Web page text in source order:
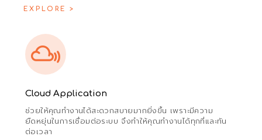
EXPLORE >
Cloud Application
ช่วยให้คุณทำงานได้สะดวกสบายมากยิ่งขึ้น เพราะมีความ
ยืดหยุ่นในการเชื่อมต่อระบบ จึงทำให้คุณทำงานได้ทุกที่และทัน
ต่อเวลา